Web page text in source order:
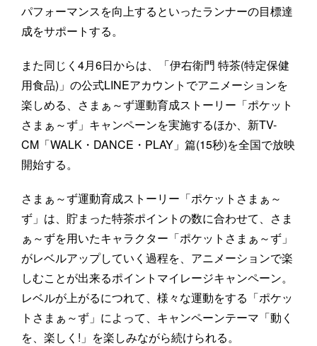
パフォーマンスを向上するといったランナーの目標達
成をサポートする。
また同じく4月6日からは、「伊右衛門 特茶(特定保健
用食品)」の公式LINEアカウントでアニメーションを
楽しめる、さまぁ～ず運動育成ストーリー「ポケット
さまぁ～ず」キャンペーンを実施するほか、新TV-
CM「WALK・DANCE・PLAY」篇(15秒)を全国で放映
開始する。
さまぁ～ず運動育成ストーリー「ポケットさまぁ～
ず」は、貯まった特茶ポイントの数に合わせて、さま
ぁ～ずを用いたキャラクター「ポケットさまぁ～ず」
がレベルアップしていく過程を、アニメーションで楽
しむことが出来るポイントマイレージキャンペーン。
レベルが上がるにつれて、様々な運動をする「ポケッ
トさまぁ～ず」によって、キャンペーンテーマ「動く
を、楽しく!」を楽しみながら続けられる。